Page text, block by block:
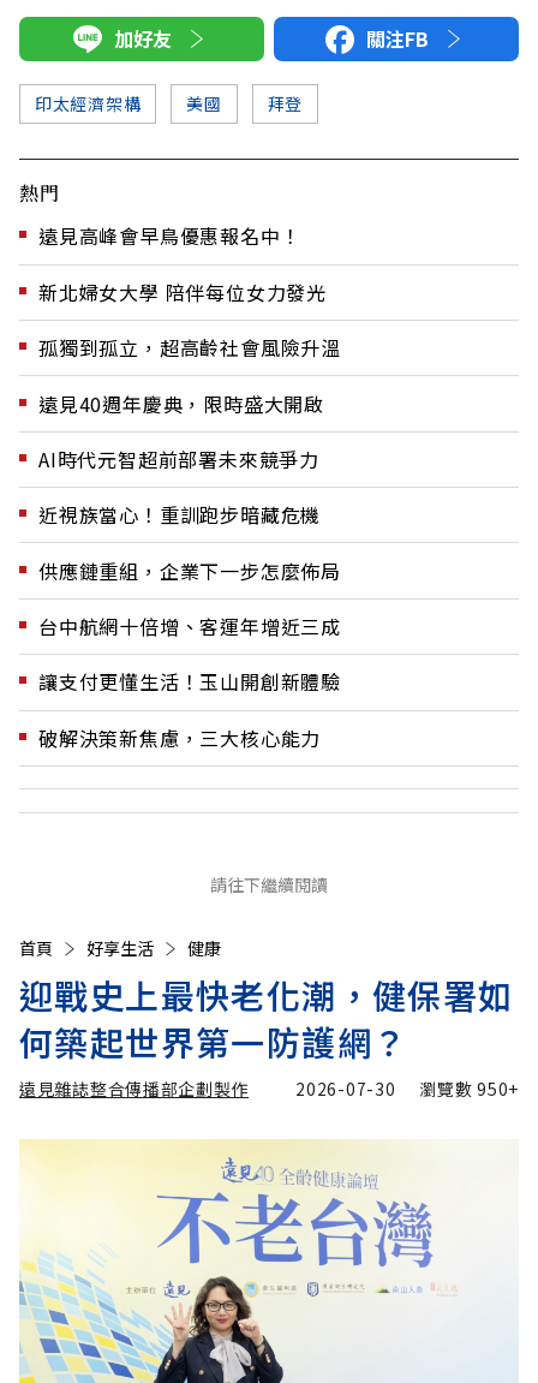
加好友 關注FB
印太經濟架構 美國 拜登
熱門
遠見高峰會早鳥優惠報名中！
新北婦女大學 陪伴每位女力發光
孤獨到孤立，超高齡社會風險升溫
遠見40週年慶典，限時盛大開啟
AI時代元智超前部署未來競爭力
近視族當心！重訓跑步暗藏危機
供應鏈重組，企業下一步怎麼佈局
台中航網十倍增、客運年增近三成
讓支付更懂生活！玉山開創新體驗
破解決策新焦慮，三大核心能力
請往下繼續閱讀
首頁 好享生活 健康
迎戰史上最快老化潮，健保署如
何築起世界第一防護網？
遠見雜誌整合傳播部企劃製作 2026-07-30 瀏覽數950+